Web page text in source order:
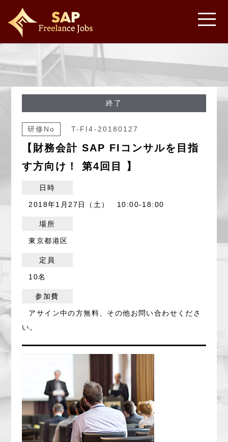
終了
研修No T-FI4-20180127
【財務会計 SAP FIコンサルを目指
す方向け！ 第4回目 】
日時
2018年1月27日（土） 10:00-18:00
場所
東京都港区
定員
10名
参加費
アサイン中の方無料、その他お問い合わせくださ
い。